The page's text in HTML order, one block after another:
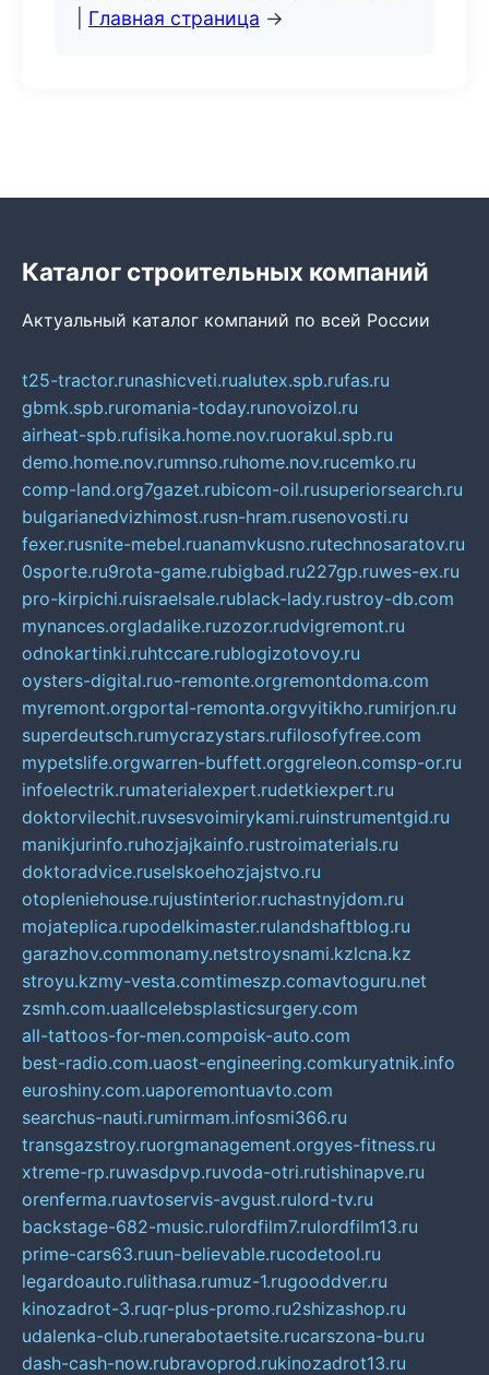
Главная страница →
Каталог строительных компаний
Актуальный каталог компаний по всей России
t25-tractor.runashicveti.rualutex.spb.rufas.ru
gbmk.spb.ruromania-today.runovoizol.ru
airheat-spb.rufisika.home.nov.ruorakul.spb.ru
demo.home.nov.rumnso.ruhome.nov.rucemko.ru
comp-land.org7gazet.rubicom-oil.rusuperiorsearch.ru
bulgarianedvizhimost.rusn-hram.rusenovosti.ru
fexer.rusnite-mebel.ruanamvkusno.rutechnosaratov.ru
0sporte.ru9rota-game.rubigbad.ru227gp.ruwes-ex.ru
pro-kirpichi.ruisraelsale.rublack-lady.rustroy-db.com
mynances.orgladalike.ruzozor.rudvigremont.ru
odnokartinki.ruhtccare.rublogizotovoy.ru
oysters-digital.ruo-remonte.orgremontdoma.com
myremont.orgportal-remonta.orgvyitikho.rumirjon.ru
superdeutsch.rumycrazystars.rufilosofyfree.com
mypetslife.orgwarren-buffett.orggreleon.comsp-or.ru
infoelectrik.rumaterialexpert.rudetkiexpert.ru
doktorvilechit.ruvsesvoimirykami.ruinstrumentgid.ru
manikjurinfo.ruhozjajkainfo.rustroimaterials.ru
doktoradvice.ruselskoehozjajstvo.ru
otopleniehouse.rujustinterior.ruchastnyjdom.ru
mojateplica.rupodelkimaster.rulandshaftblog.ru
garazhov.commonamy.netstroysnami.kzlcna.kz
stroyu.kzmy-vesta.comtimeszp.comavtoguru.net
zsmh.com.uaallcelebsplasticsurgery.com
all-tattoos-for-men.compoisk-auto.com
best-radio.com.uaost-engineering.comkuryatnik.info
euroshiny.com.uaporemontuavto.com
searchus-nauti.rumirmam.infosmi366.ru
transgazstroy.ruorgmanagement.orgyes-fitness.ru
xtreme-rp.ruwasdpvp.ruvoda-otri.rutishinapve.ru
orenferma.ruavtoservis-avgust.rulord-tv.ru
backstage-682-music.rulordfilm7.rulordfilm13.ru
prime-cars63.ruun-believable.rucodetool.ru
legardoauto.rulithasa.rumuz-1.rugooddver.ru
kinozadrot-3.ruqr-plus-promo.ru2shizashop.ru
udalenka-club.runerabotaetsite.rucarszona-bu.ru
dash-cash-now.rubravoprod.rukinozadrot13.ru